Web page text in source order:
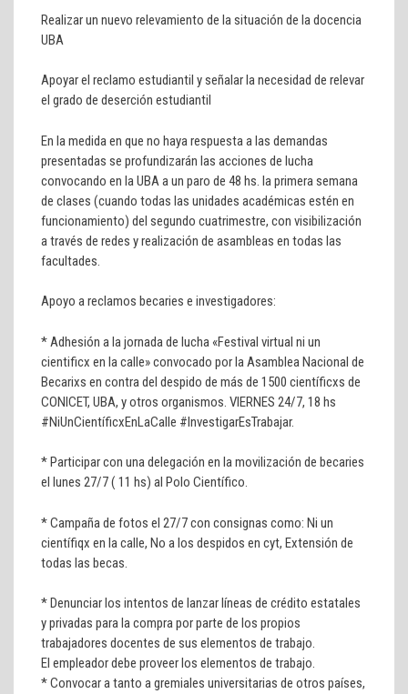
Realizar un nuevo relevamiento de la situación de la docencia
UBA
Apoyar el reclamo estudiantil y señalar la necesidad de relevar
el grado de deserción estudiantil
En la medida en que no haya respuesta a las demandas
presentadas se profundizarán las acciones de lucha
convocando en la UBA a un paro de 48 hs. la primera semana
de clases (cuando todas las unidades académicas estén en
funcionamiento) del segundo cuatrimestre, con visibilización
a través de redes y realización de asambleas en todas las
facultades.
Apoyo a reclamos becaries e investigadores:
* Adhesión a la jornada de lucha «Festival virtual ni un
cientificx en la calle» convocado por la Asamblea Nacional de
Becarixs en contra del despido de más de 1500 científicxs de
CONICET, UBA, y otros organismos. VIERNES 24/7, 18 hs
#NiUnCientíficxEnLaCalle #InvestigarEsTrabajar.
* Participar con una delegación en la movilización de becaries
el lunes 27/7 ( 11 hs) al Polo Científico.
* Campaña de fotos el 27/7 con consignas como: Ni un
científiqx en la calle, No a los despidos en cyt, Extensión de
todas las becas.
* Denunciar los intentos de lanzar líneas de crédito estatales
y privadas para la compra por parte de los propios
trabajadores docentes de sus elementos de trabajo.
El empleador debe proveer los elementos de trabajo.
* Convocar a tanto a gremiales universitarias de otros países,